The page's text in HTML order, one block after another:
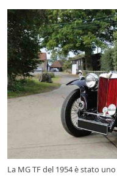
La MG TF del 1954 è stato